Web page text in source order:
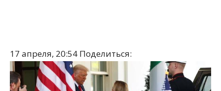
17 апреля, 20:54 Поделиться: